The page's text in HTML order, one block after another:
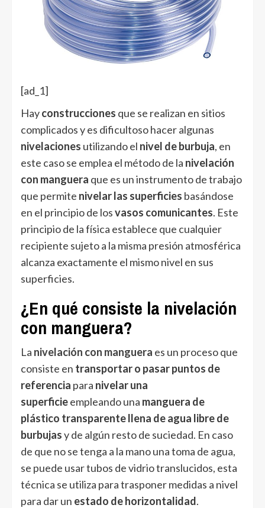
[ad_1]
Hayconstrucciones que se realizan en sitios
complicados y es dificultoso hacer algunas
nivelaciones utilizando el nivel de burbuja, en
este caso se emplea el método de la nivelación
con manguera que es un instrumento de trabajo
que permite nivelar las superficies basándose
en el principio de losvasos comunicantes. Este
principio de la física establece que cualquier
recipiente sujeto a la misma presión atmosférica
alcanza exactamente el mismo nivel en sus
superficies.
¿En qué consiste la nivelación
con manguera?
La nivelación con manguera es un proceso que
consiste en transportar o pasar puntos de
referencia para nivelar una
superficieempleando una manguera de
plástico transparente llena de agua libre de
burbujasy de algún resto de suciedad. En caso
de que no se tenga a la mano una toma de agua,
se puede usar tubos de vidrio translucidos, esta
técnica se utiliza para trasponer medidas a nivel
para dar un estado de horizontalidad.